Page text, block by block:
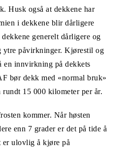
Husk også at dekkene har
i dekkene blir dårligere
generelt dårligere og
ytre påvirkninger. Kjørestil og
en innvirkning på dekkets
bør dekk med «normal bruk»
rundt 15 000 kilometer per år.
kommer. Når høsten
enn 7 grader er det på tide å
ulovlig å kjøre på